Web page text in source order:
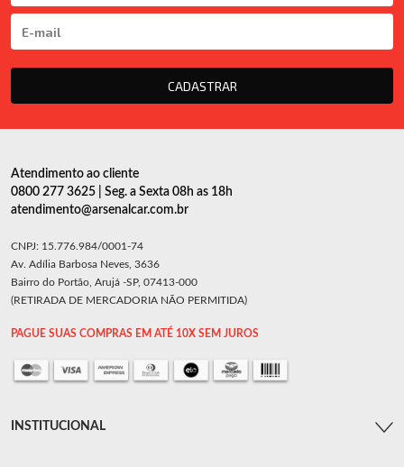
CADASTRAR
Atendimento ao cliente
0800 277 3625 | Seg. a Sexta 08h as 18h
atendimento@arsenalcar.com.br
CNPJ: 15.776.984/0001-74
Av. Adília Barbosa Neves, 3636
Bairro do Portão, Arujá -SP, 07413-000
(RETIRADA DE MERCADORIA NÃO PERMITIDA)
PAGUE SUAS COMPRAS EM ATÉ 10X SEM JUROS
INSTITUCIONAL